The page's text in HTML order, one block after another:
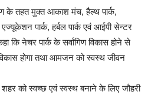
के तहत मुक्त आकाश मंच, हैल्थ पार्क,
पार्क, हर्बल पार्क एवं आईपी सेन्टर
कि नेचर पार्क के सर्वांगिण विकास होने से
विकास होगा तथा आमजन को स्वस्थ जीवन
को स्वच्छ एवं स्वस्थ बनाने के लिए जौहरी